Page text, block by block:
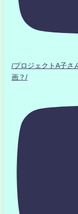
/プロジェクトA子
画？/